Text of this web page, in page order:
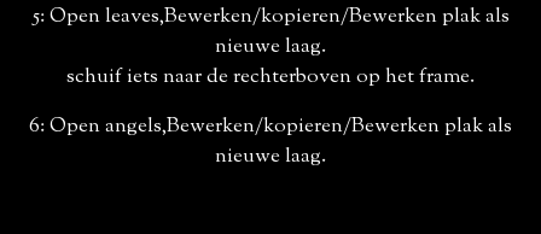
5: Open leaves,Bewerken/kopieren/Bewerken plak als
nieuwe laag.
schuif iets naar de rechterboven op het frame.
6: Open angels,Bewerken/kopieren/Bewerken plak als
nieuwe laag.